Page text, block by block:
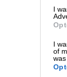
I
I
of
was